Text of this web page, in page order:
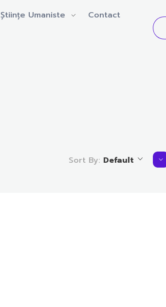
Științe Umaniste Contact
Sort By: Default